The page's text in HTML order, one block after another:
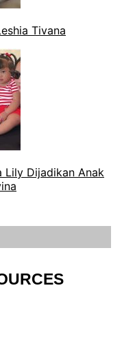
Tivana
Lily Dijadikan Anak